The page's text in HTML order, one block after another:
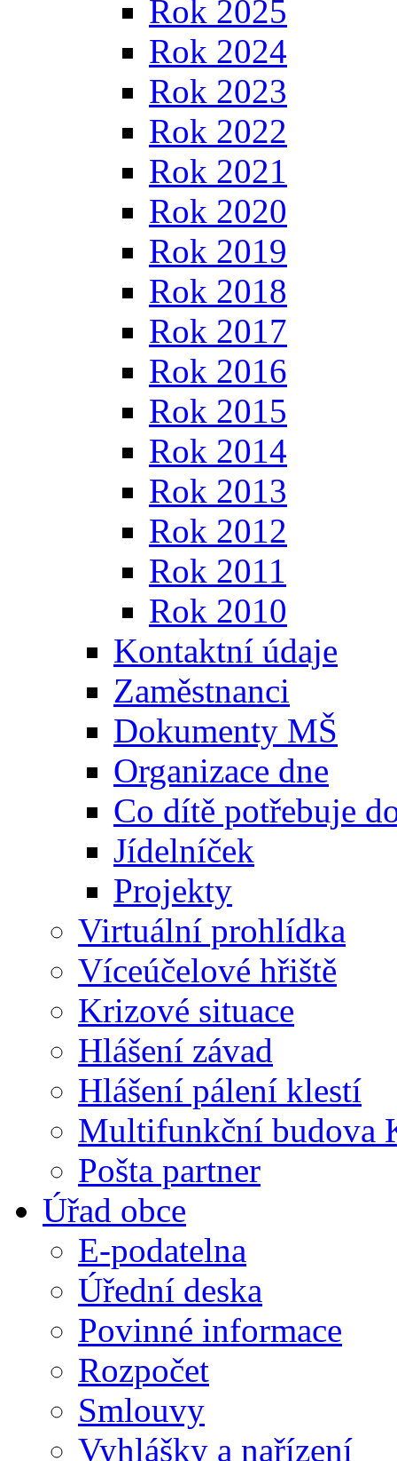
Rok 2025
Rok 2024
Rok 2023
Rok 2022
Rok 2021
Rok 2020
Rok 2019
Rok 2018
Rok 2017
Rok 2016
Rok 2015
Rok 2014
Rok 2013
Rok 2012
Rok 2011
Rok 2010
Kontaktní údaje
Zaměstnanci
Dokumenty MŠ
Organizace dne
Co dítě potřebuje
Jídelníček
Projekty
Virtuální prohlídka
Víceúčelové hřiště
Krizové situace
Hlášení závad
Hlášení pálení klestí
Multifunkční budova
Pošta partner
Úřad obce
E-podatelna
Úřední deska
Povinné informace
Rozpočet
Smlouvy
Vyhlášky a nařízení